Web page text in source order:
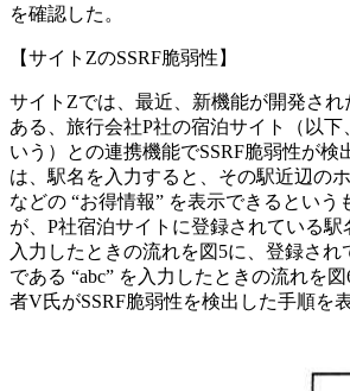
を確認した。
【サイトZのSSRF脆弱性】
サイトZでは、最近、新機能が開発さ
ある、旅行会社P社の宿泊サイト（以下
いう）との連携機能でSSRF脆弱性が検
は、駅名を入力すると、その駅近辺の
などの “お得情報” を表示できるという
が、P社宿泊サイトに登録されている駅
入力したときの流れを図5に、登録され
である “abc” を入力したときの流れを
者V氏がSSRF脆弱性を検出した手順を